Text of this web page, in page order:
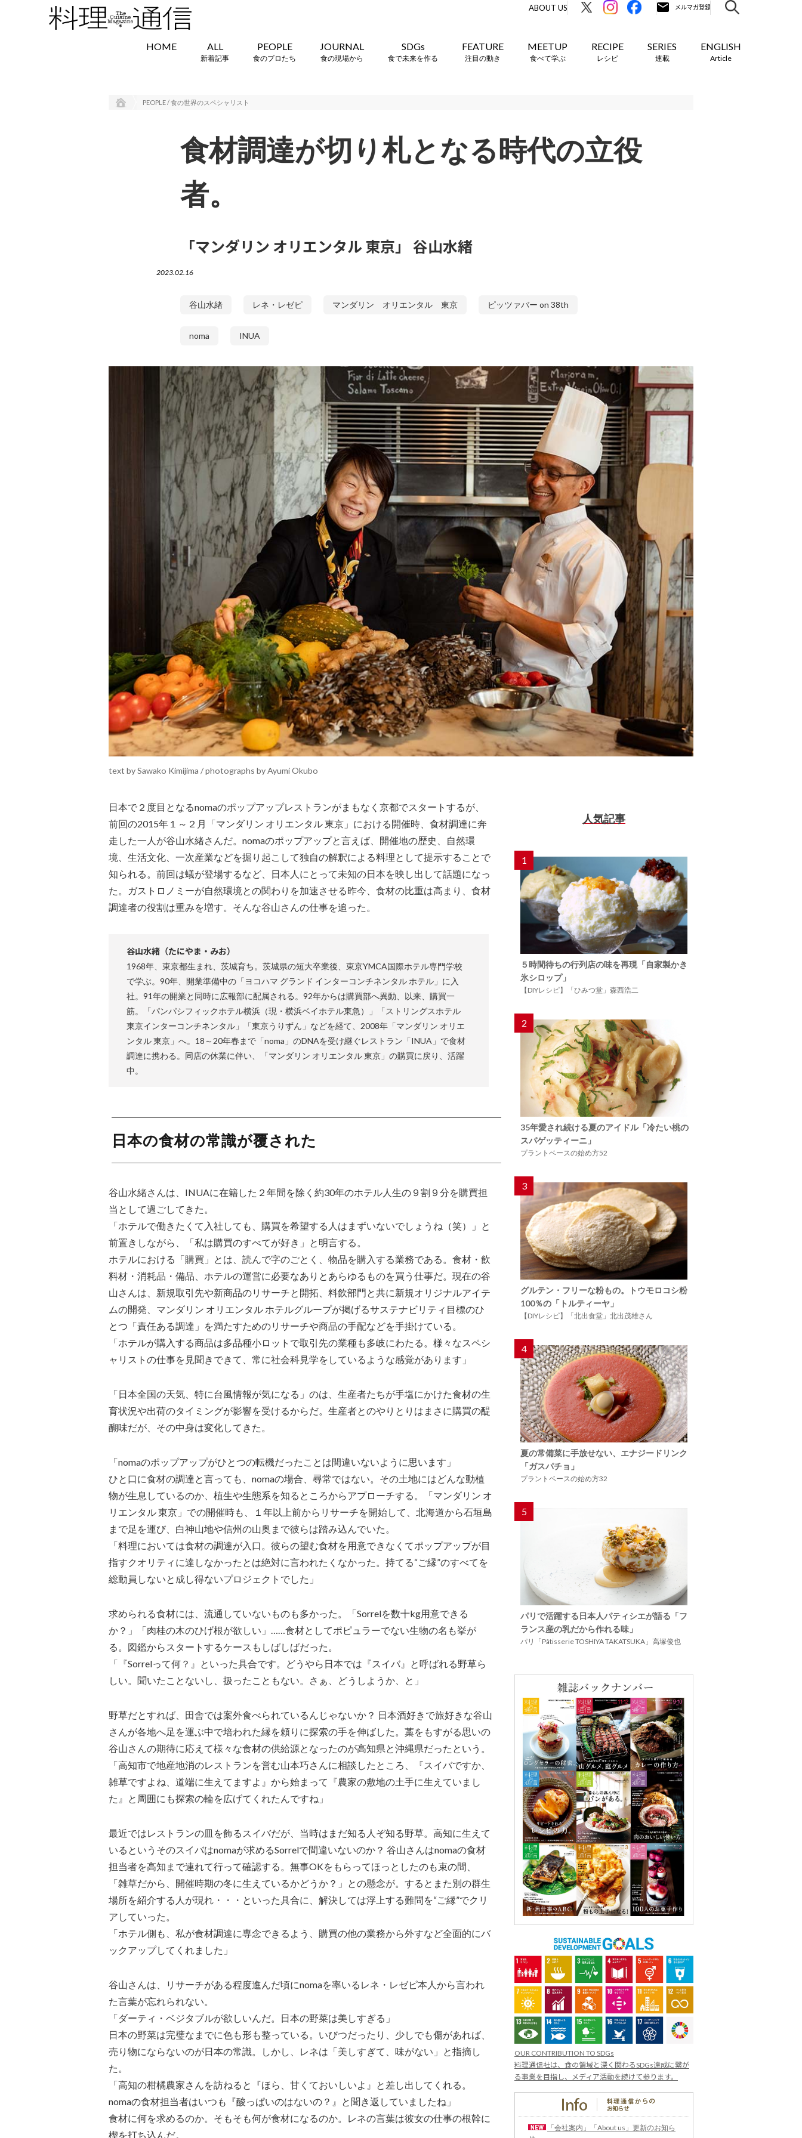
ABOUT US
HOME ALL
新着記事
PEOPLE
食のプロたち
JOURNAL
食の現場から
SDGs
食で未来を作る
FEATURE
注目の動き
MEETUP
食べて学ぶ
RECIPE
レシピ
SERIES
連載
ENGLISH
Article
PEOPLE / 食の世界のスペシャリスト
食材調達が切り札となる時代の立役
者。
「マンダリン オリエンタル 東京」 谷山水緒
2023.02.16
谷山水緒 レネ・レゼピ マンダリン オリエンタル 東京 ピッツァバー on 38th
noma INUA
text by Sawako Kimijima / photographs by Ayumi Okubo
日本で２度目となるnomaのポップアップレストランがまもなく京都でスタートするが、
前回の2015年１～２月「マンダリン オリエンタル 東京」における開催時、食材調達に奔
走した一人が谷山水緒さんだ。nomaのポップアップと言えば、開催地の歴史、自然環
境、生活文化、一次産業などを掘り起こして独自の解釈による料理として提示することで
知られる。前回は蟻が登場するなど、日本人にとって未知の日本を映し出して話題になっ
た。ガストロノミーが自然環境との関わりを加速させる昨今、食材の比重は高まり、食材
調達者の役割は重みを増す。そんな谷山さんの仕事を追った。
谷山水緒（たにやま・みお）
1968年、東京都生まれ、茨城育ち。茨城県の短大卒業後、東京YMCA国際ホテル専門学校
で学ぶ。90年、開業準備中の「ヨコハマ グランド インターコンチネンタル ホテル」に入
社。91年の開業と同時に広報部に配属される。92年からは購買部へ異動、以来、購買一
筋。「パンパシフィックホテル横浜（現・横浜ベイホテル東急）」「ストリングスホテル
東京インターコンチネンタル」「東京うりずん」などを経て、2008年「マンダリン オリエ
ンタル 東京」へ。18～20年春まで「noma」のDNAを受け継ぐレストラン「INUA」で食材
調達に携わる。同店の休業に伴い、「マンダリン オリエンタル 東京」の購買に戻り、活躍
中。
日本の食材の常識が覆された
谷山水緒さんは、INUAに在籍した２年間を除く約30年のホテル人生の９割９分を購買担
当として過ごしてきた。
「ホテルで働きたくて入社しても、購買を希望する人はまずいないでしょうね（笑）」と
前置きしながら、「私は購買のすべてが好き」と明言する。
ホテルにおける「購買」とは、読んで字のごとく、物品を購入する業務である。食材・飲
料材・消耗品・備品、ホテルの運営に必要なありとあらゆるものを買う仕事だ。現在の谷
山さんは、新規取引先や新商品のリサーチと開拓、料飲部門と共に新規オリジナルアイテ
ムの開発、マンダリン オリエンタル ホテルグループが掲げるサステナビリティ目標のひ
とつ「責任ある調達」を満たすためのリサーチや商品の手配などを手掛けている。
「ホテルが購入する商品は多品種小ロットで取引先の業種も多岐にわたる。様々なスペシ
ャリストの仕事を見聞きできて、常に社会科見学をしているような感覚があります」
「日本全国の天気、特に台風情報が気になる」のは、生産者たちが手塩にかけた食材の生
育状況や出荷のタイミングが影響を受けるからだ。生産者とのやりとりはまさに購買の醍
醐味だが、その中身は変化してきた。
「nomaのポップアップがひとつの転機だったことは間違いないように思います」
ひと口に食材の調達と言っても、nomaの場合、尋常ではない。その土地にはどんな動植
物が生息しているのか、植生や生態系を知るところからアプローチする。「マンダリン オ
リエンタル 東京」での開催時も、１年以上前からリサーチを開始して、北海道から石垣島
まで足を運び、白神山地や信州の山奥まで彼らは踏み込んでいた。
「料理においては食材の調達が入口。彼らの望む食材を用意できなくてポップアップが目
指すクオリティに達しなかったとは絶対に言われたくなかった。持てる“ご縁”のすべてを
総動員しないと成し得ないプロジェクトでした」
求められる食材には、流通していないものも多かった。「Sorrelを数十kg用意できる
か？」「肉桂の木のひげ根が欲しい」……食材としてポピュラーでない生物の名も挙が
る。図鑑からスタートするケースもしばしばだった。
「『Sorrelって何？』といった具合です。どうやら日本では『スイバ』と呼ばれる野草ら
しい。聞いたことないし、扱ったこともない。さぁ、どうしようか、と」
野草だとすれば、田舎では案外食べられているんじゃないか？ 日本酒好きで旅好きな谷山
さんが各地へ足を運ぶ中で培われた縁を頼りに探索の手を伸ばした。藁をもすがる思いの
谷山さんの期待に応えて様々な食材の供給源となったのが高知県と沖縄県だったという。
「高知市で地産地消のレストランを営む山本巧さんに相談したところ、『スイバですか、
雑草ですよね、道端に生えてますよ』から始まって『農家の敷地の土手に生えていまし
た』と周囲にも探索の輪を広げてくれたんですね」
最近ではレストランの皿を飾るスイバだが、当時はまだ知る人ぞ知る野草。高知に生えて
いるというそのスイバはnomaが求めるSorrelで間違いないのか？ 谷山さんはnomaの食材
担当者を高知まで連れて行って確認する。無事OKをもらってほっとしたのも束の間、
「雑草だから、開催時期の冬に生えているかどうか？」との懸念が。するとまた別の群生
場所を紹介する人が現れ・・・といった具合に、解決しては浮上する難問を“ご縁”でクリ
アしていった。
「ホテル側も、私が食材調達に専念できるよう、購買の他の業務から外すなど全面的にバ
ックアップしてくれました」
谷山さんは、リサーチがある程度進んだ頃にnomaを率いるレネ・レゼピ本人から言われ
た言葉が忘れられない。
「ダーティ・ベジタブルが欲しいんだ。日本の野菜は美しすぎる」
日本の野菜は完璧なまでに色も形も整っている。いびつだったり、少しでも傷があれば、
売り物にならないのが日本の常識。しかし、レネは「美しすぎて、味がない」と指摘し
た。
「高知の柑橘農家さんを訪ねると『ほら、甘くておいしいよ』と差し出してくれる。
nomaの食材担当者はいつも『酸っぱいのはないの？』と聞き返していましたね」
食材に何を求めるのか。そもそも何が食材になるのか。レネの言葉は彼女の仕事の根幹に
楔を打ち込んだ。
人気記事
1
５時間待ちの行列店の味を再現「自家製かき
氷シロップ」
【DIYレシピ】「ひみつ堂」森西浩二
2
35年愛され続ける夏のアイドル「冷たい桃の
スパゲッティーニ」
プラントベースの始め方52
3
グルテン・フリーな粉もの。トウモロコシ粉
100％の「トルティーヤ」
【DIYレシピ】「北出食堂」北出茂雄さん
4
夏の常備菜に手放せない、エナジードリンク
「ガスパチョ」
プラントベースの始め方32
5
パリで活躍する日本人パティシエが語る「フ
ランス産の乳だから作れる味」
パリ「Pâtisserie TOSHIYA TAKATSUKA」高塚俊也
OUR CONTRIBUTION TO SDGs
料理通信社は、食の領域と深く関わるSDGs達成に繋が
る事業を目指し、メディア活動を続けて参ります。
「会社案内」「About us」更新のお知ら